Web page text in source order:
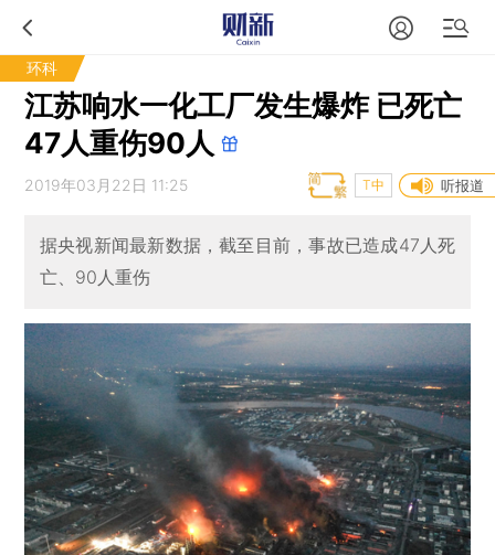
环科
江苏响水一化工厂发生爆炸 已死亡
47人重伤90人
2019年03月22日 11:25 听报道
T中
据央视新闻最新数据，截至目前，事故已造成47人死
亡、90人重伤